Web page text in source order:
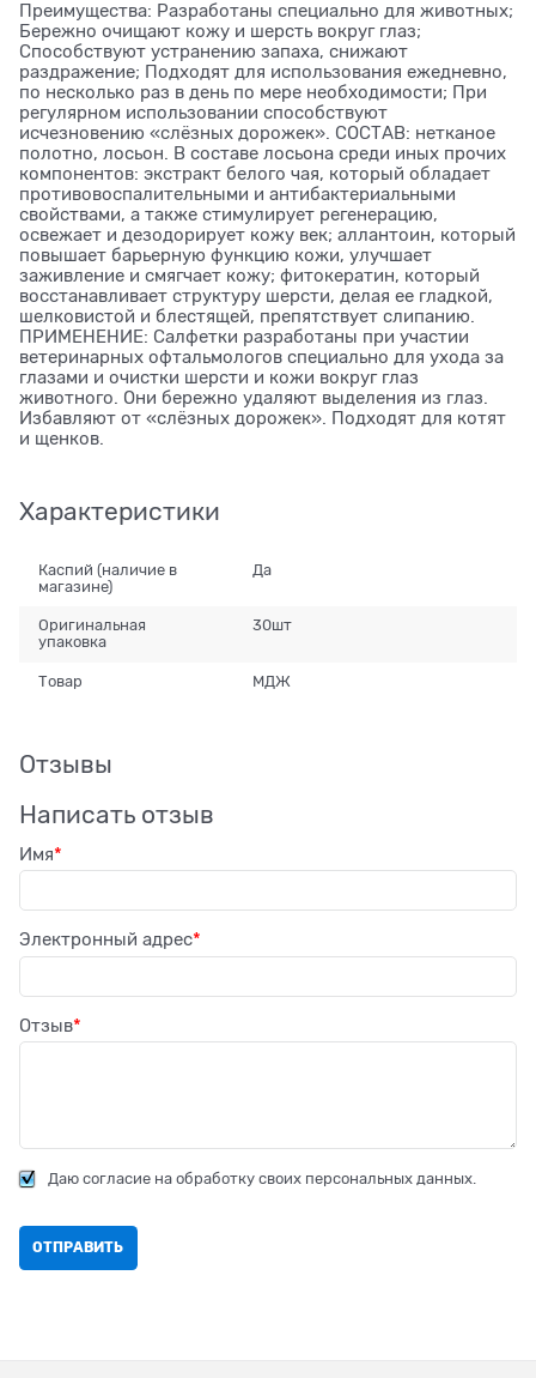
Преимущества: Разработаны специально для животных;
Бережно очищают кожу и шерсть вокруг глаз;
Способствуют устранению запаха, снижают
раздражение; Подходят для использования ежедневно,
по несколько раз в день по мере необходимости; При
регулярном использовании способствуют
исчезновению «слёзных дорожек». СОСТАВ: нетканое
полотно, лосьон. В составе лосьона среди иных прочих
компонентов: экстракт белого чая, который обладает
противовоспалительными и антибактериальными
свойствами, а также стимулирует регенерацию,
освежает и дезодорирует кожу век; аллантоин, который
повышает барьерную функцию кожи, улучшает
заживление и смягчает кожу; фитокератин, который
восстанавливает структуру шерсти, делая ее гладкой,
шелковистой и блестящей, препятствует слипанию.
ПРИМЕНЕНИЕ: Салфетки разработаны при участии
ветеринарных офтальмологов специально для ухода за
глазами и очистки шерсти и кожи вокруг глаз
животного. Они бережно удаляют выделения из глаз.
Избавляют от «слёзных дорожек». Подходят для котят
и щенков.
Характеристики
Каспий (наличие в
магазине)
Да
Оригинальная
упаковка
30шт
Товар МДЖ
Отзывы
Написать отзыв
Имя
Электронный адрес
Отзыв
Даю согласие на обработку своих персональных данных.